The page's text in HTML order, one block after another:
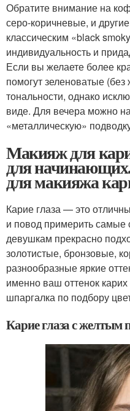
Обратите внимание на
серо-коричневые, и
классическим «black
индивидуальность и
Если вы желаете более
помогут зеленоватые
тональности, однако
виде. Для вечера можно
«металлическую»
Макияж для
для
для макияжа
Карие глаза — это
и повод примерить
девушкам прекрасно
золотистые, бронзовые,
разнообразные яркие
именно ваш оттенок
шпаргалка по подбору
Карие глаза с желтым